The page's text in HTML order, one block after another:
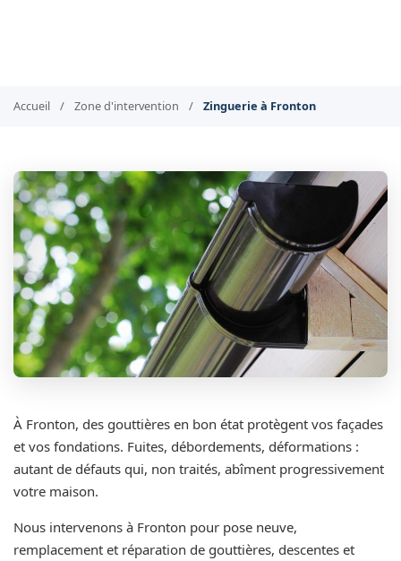
Accueil / Zone d'intervention / Zinguerie à Fronton
À Fronton, des gouttières en bon état protègent vos façades
et vos fondations. Fuites, débordements, déformations :
autant de défauts qui, non traités, abîment progressivement
votre maison.
Nous intervenons à Fronton pour pose neuve,
remplacement et réparation de gouttières, descentes et